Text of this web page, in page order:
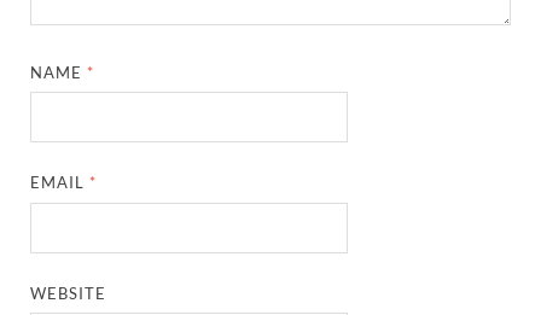
NAME *
EMAIL *
WEBSITE